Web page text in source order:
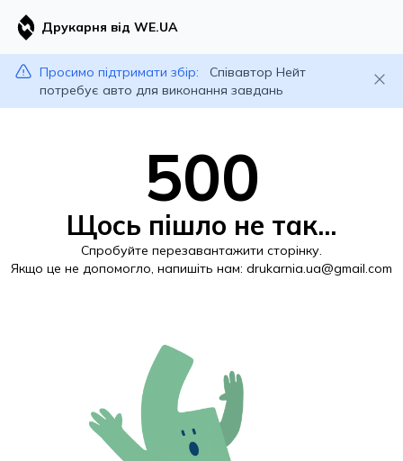
Друкарня від WE.UA
Просимо підтримати збір:
Співавтор Нейт
потребує авто для виконання завдань
500
Щось пішло не так...
Спробуйте перезавантажити сторінку.
Якщо це не допомогло, напишіть нам: drukarnia.ua@gmail.com